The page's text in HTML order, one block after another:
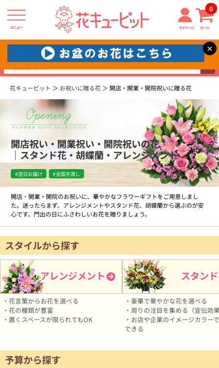
メニュー マイページ カート
0
お急ぎの方はこちらから＞＞ ×
×
花キューピット お祝いに贈る花 開店・開業・開院祝いに贈る花
開店祝い・開業祝い・開院祝いの花
｜スタンド花・胡蝶蘭・アレンジメント
#翌日お届け #全国手渡し
開店・開業・開院のお祝いに、華やかなフラワーギフトをご用意しまし
た。迷ったらまず、アレンジメントやスタンド花、胡蝶蘭から選ぶのが安
心です。門出の日にふさわしいお花を贈りましょう。
スタイルから探す
アレンジメント
・花言葉からお花を選べる
・花の種類が豊富
・置くスペースが限られてもOK
スタン
・豪華で華やかな花を選べる
・周りの注目を集める（宣伝効
・お店や企業のイメージカラー
できる
予算から探す